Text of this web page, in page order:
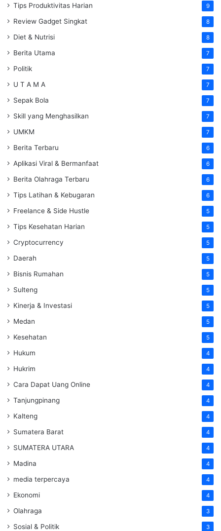
Tips Produktivitas Harian 9
Review Gadget Singkat 8
Diet & Nutrisi 8
Berita Utama 7
Politik 7
U T A M A 7
Sepak Bola 7
Skill yang Menghasilkan 7
UMKM 7
Berita Terbaru 6
Aplikasi Viral & Bermanfaat 6
Berita Olahraga Terbaru 6
Tips Latihan & Kebugaran 6
Freelance & Side Hustle 5
Tips Kesehatan Harian 5
Cryptocurrency 5
Daerah 5
Bisnis Rumahan 5
Sulteng 5
Kinerja & Investasi 5
Medan 5
Kesehatan 5
Hukum 4
Hukrim 4
Cara Dapat Uang Online 4
Tanjungpinang 4
Kalteng 4
Sumatera Barat 4
SUMATERA UTARA 4
Madina 4
media terpercaya 4
Ekonomi 4
Olahraga 3
Sosial & Politik 3